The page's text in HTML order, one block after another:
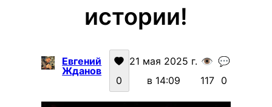
истории!
Евгений
Жданов
0
21 мая 2025 г.
в 14:09
👁️
117
💬
0